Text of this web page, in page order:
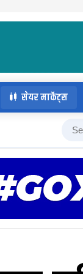
सेयर मार्केट्स